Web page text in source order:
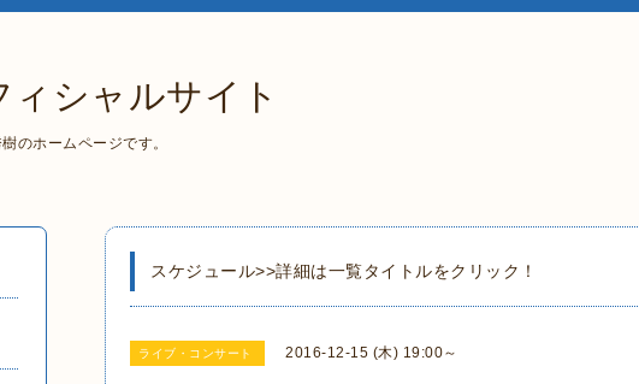
ィシャルサイト
のホームページです。
スケジュール>>詳細は一覧タイトルをクリック！
ライブ・コンサート 2016-12-15 (木) 19:00～